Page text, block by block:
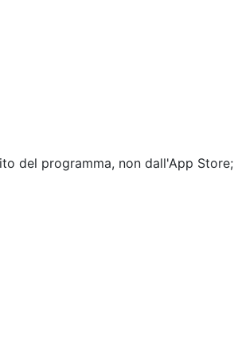
del programma, non dall'App Store;